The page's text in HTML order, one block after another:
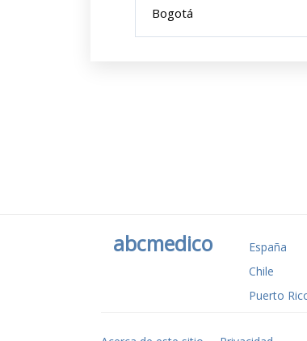
Bogotá
abcmedico España
Chile
Puerto